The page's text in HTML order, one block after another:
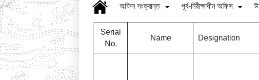
অফিস সংক্রান্ত পূর্ব-নিরীক্ষাধীন অফিস
Serial
No.
Name Designation